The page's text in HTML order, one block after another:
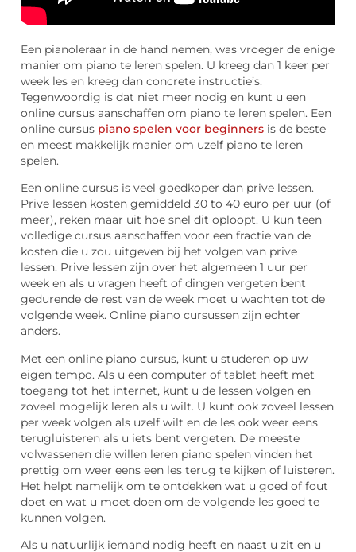
Een pianoleraar in de hand nemen, was vroeger de enige
manier om piano te leren spelen. U kreeg dan 1 keer per
week les en kreeg dan concrete instructie’s.
Tegenwoordig is dat niet meer nodig en kunt u een
online cursus aanschaffen om piano te leren spelen. Een
online cursus piano spelen voor beginners is de beste
en meest makkelijk manier om uzelf piano te leren
spelen.
Een online cursus is veel goedkoper dan prive lessen.
Prive lessen kosten gemiddeld 30 to 40 euro per uur (of
meer), reken maar uit hoe snel dit oploopt. U kun teen
volledige cursus aanschaffen voor een fractie van de
kosten die u zou uitgeven bij het volgen van prive
lessen. Prive lessen zijn over het algemeen 1 uur per
week en als u vragen heeft of dingen vergeten bent
gedurende de rest van de week moet u wachten tot de
volgende week. Online piano cursussen zijn echter
anders.
Met een online piano cursus, kunt u studeren op uw
eigen tempo. Als u een computer of tablet heeft met
toegang tot het internet, kunt u de lessen volgen en
zoveel mogelijk leren als u wilt. U kunt ook zoveel lessen
per week volgen als uzelf wilt en de les ook weer eens
terugluisteren als u iets bent vergeten. De meeste
volwassenen die willen leren piano spelen vinden het
prettig om weer eens een les terug te kijken of luisteren.
Het helpt namelijk om te ontdekken wat u goed of fout
doet en wat u moet doen om de volgende les goed te
kunnen volgen.
Als u natuurlijk iemand nodig heeft en naast u zit en u